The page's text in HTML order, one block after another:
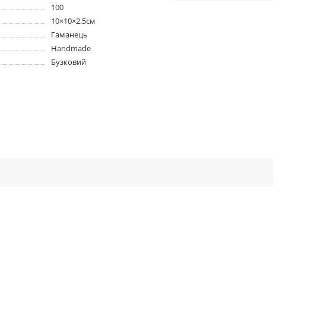
100
10×10×2.5см
Гаманець
Handmade
Бузковий